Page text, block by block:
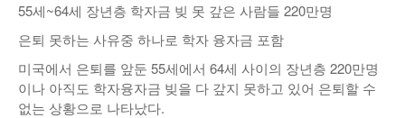
이명덕칼럼
김선옥칼럼
김원동칼럼
100인선/독자광장
100인선
독자광장
여행
인근여행지
인터뷰/탐방
55세~64세 장년층 학자금 빚 못 갚은 사람들 220만명
은퇴 못하는 사유중 하나로 학자 융자금 포함
미국에서 은퇴를 앞둔 55세에서 64세 사이의 장년층 220만명
이나 아직도 학자융자금 빚을 다 갚지 못하고 있어 은퇴할 수
없는 상황으로 나타났다.